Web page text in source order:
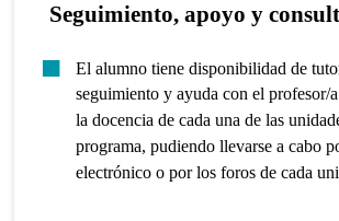
Seguimiento, apoyo y
El alumno tiene disponibilidad de
seguimiento y ayuda con el profesor/
la docencia de cada una de las
programa, pudiendo llevarse a cabo
electrónico o por los foros de cada